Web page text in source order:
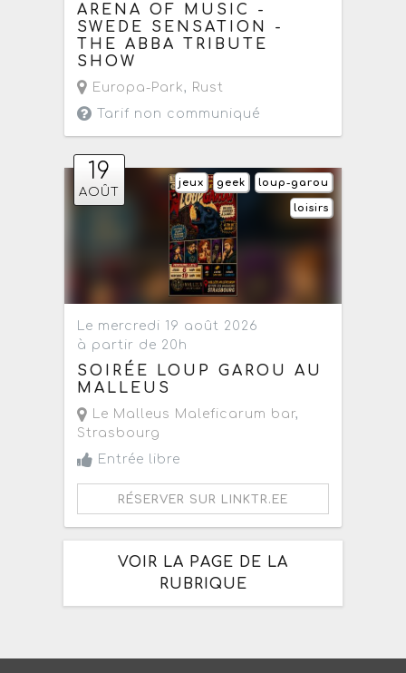
ARENA OF MUSIC -
SWEDE SENSATION -
THE ABBA TRIBUTE
SHOW
Europa-Park, Rust
Tarif non communiqué
19
AOÛT
loup-garou
geek
jeux
loisirs
Le mercredi 19 août 2026
à partir de 20h
SOIRÉE LOUP GAROU AU
MALLEUS
Le Malleus Maleficarum bar,
Strasbourg
Entrée libre
RÉSERVER SUR LINKTR.EE
VOIR LA PAGE DE LA
RUBRIQUE